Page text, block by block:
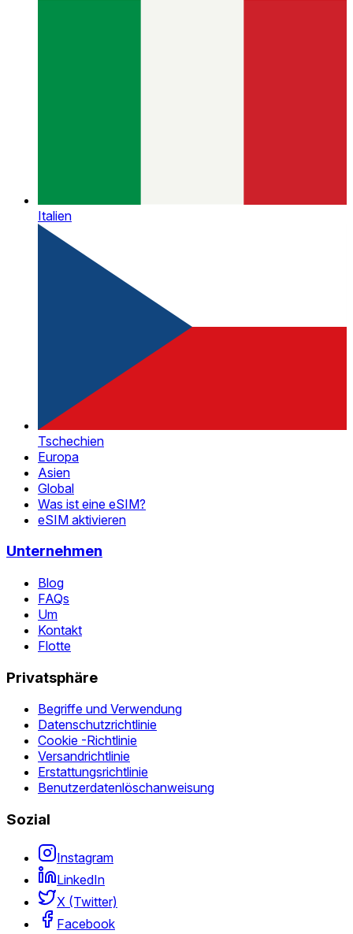
Italien
Tschechien
Europa
Asien
Global
Was ist eine eSIM?
eSIM aktivieren
Unternehmen
Blog
FAQs
Um
Kontakt
Flotte
Privatsphäre
Begriffe und Verwendung
Datenschutzrichtlinie
Cookie -Richtlinie
Versandrichtlinie
Erstattungsrichtlinie
Benutzerdatenlöschanweisung
Sozial
Instagram
LinkedIn
X (Twitter)
Facebook